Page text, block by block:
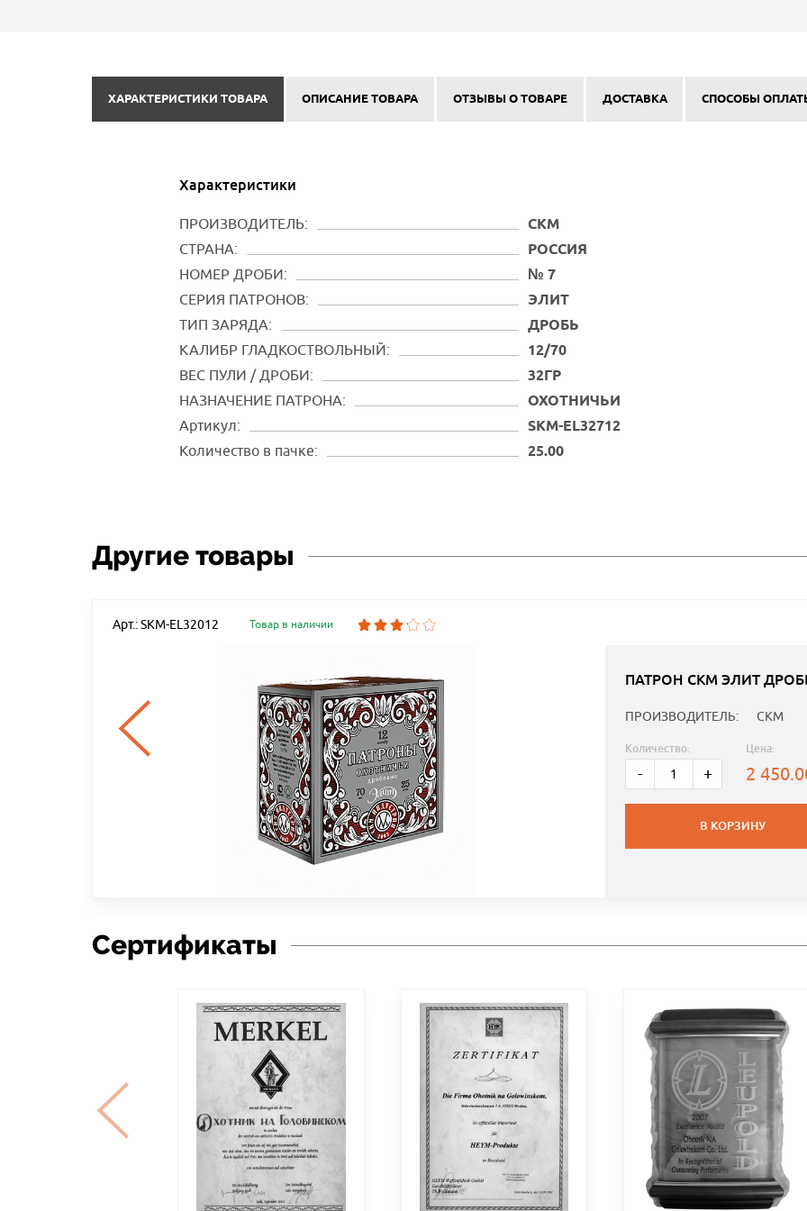
ХАРАКТЕРИСТИКИ ТОВАРА ОПИСАНИЕ ТОВАРА ОТЗЫВЫ О ТОВАРЕ ДОСТАВКА СПОСОБЫ
Характеристики
ПРОИЗВОДИТЕЛЬ: СКМ
СТРАНА: РОССИЯ
НОМЕР ДРОБИ: № 7
СЕРИЯ ПАТРОНОВ: ЭЛИТ
ТИП ЗАРЯДА: ДРОБЬ
КАЛИБР ГЛАДКОСТВОЛЬНЫЙ: 12/70
ВЕС ПУЛИ / ДРОБИ: 32ГР
НАЗНАЧЕНИЕ ПАТРОНА: ОХОТНИЧЬИ
Артикул: SKM-EL32712
Количество в пачке: 25.00
Другие товары
Арт.: SKM-EL32012 Товар в наличии
ПАТРОН СКМ ЭЛИТ
ПРОИЗВОДИТЕЛЬ: СКМ
Количество:
- +
Цена:
2
В КОРЗИНУ
Сертификаты